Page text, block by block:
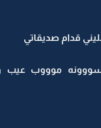
قدام صديقاتي
موووب عيب